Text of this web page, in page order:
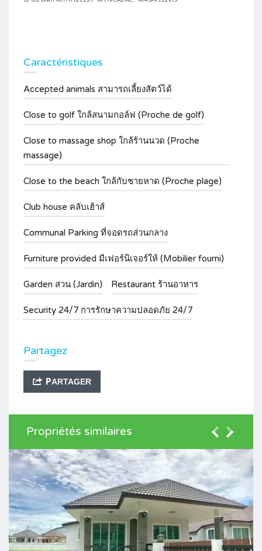
Caractéristiques
Accepted animals สามารถเลี้ยงสัตว์ได้
Close to golf ใกล้สนามกอล์ฟ (Proche de golf)
Close to massage shop ใกล้ร้านนวด (Proche
massage)
Close to the beach ใกล้กับชายหาด (Proche plage)
Club house คลับเฮ้าส์
Communal Parking ที่จอดรถส่วนกลาง
Furniture provided มีเฟอร์นิเจอร์ให้ (Mobilier fourni)
Garden สวน (Jardin) Restaurant ร้านอาหาร
Security 24/7 การรักษาความปลอดภัย 24/7
Partagez
PARTAGER
Propriétés similaires